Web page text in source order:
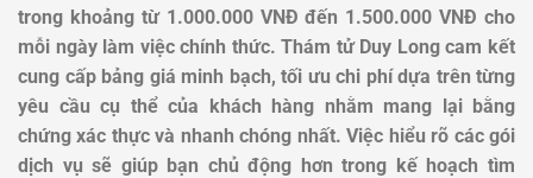
trong khoảng từ 1.000.000 VNĐ đến 1.500.000 VNĐ cho
mỗi ngày làm việc chính thức. Thám tử Duy Long cam kết
cung cấp bảng giá minh bạch, tối ưu chi phí dựa trên từng
yêu cầu cụ thể của khách hàng nhằm mang lại bằng
chứng xác thực và nhanh chóng nhất. Việc hiểu rõ các gói
dịch vụ sẽ giúp bạn chủ động hơn trong kế hoạch tìm